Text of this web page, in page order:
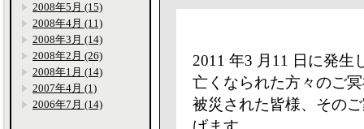
2011 年3 月11 日に発生
亡くなられた方々のご
被災された皆様、その
2008年5月 (15)
2008年4月 (11)
2008年3月 (14)
2008年2月 (26)
2008年1月 (14)
2007年4月 (1)
2006年7月 (14)